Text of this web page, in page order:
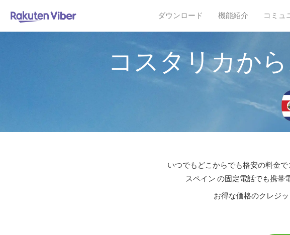
ダウンロード 機能紹介 コミュ
コスタリカか
いつでもどこからでも格安の料金
スペイン の固定電話でも携帯
お得な価格のクレジ